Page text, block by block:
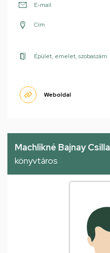
E-mail
Cím
Épület, emelet, szobaszám
Weboldal
Machlikné Bajnay Csilla
könyvtáros